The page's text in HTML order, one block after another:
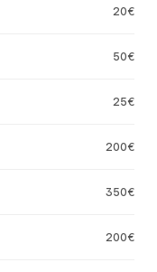
20€
50€
25€
200€
350€
200€